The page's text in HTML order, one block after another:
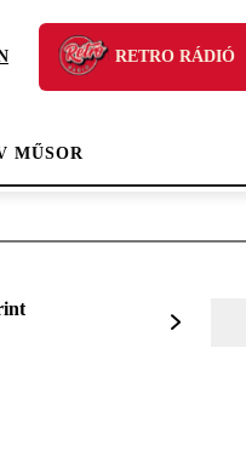
RETRO RÁDIÓ
MŰSOR